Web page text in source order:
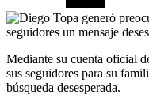
Mediante su cuenta oficial
sus seguidores para su
búsqueda desesperada.